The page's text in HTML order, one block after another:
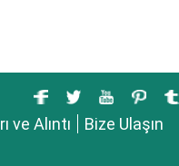
ve Alıntı Bize Ulaşın